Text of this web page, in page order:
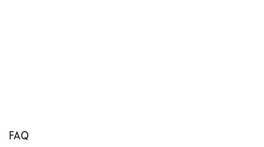
FAQ